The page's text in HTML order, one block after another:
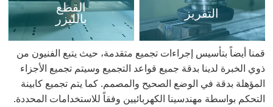
التفريز
القطع
بالليزر
قمنا أيضاً بتأسيس إجراءات تجميع متقدمة، حيث يتبع الفنيون من
ذوي الخبرة لدينا بدقة جميع قواعد التجميع وسيتم تجميع الأجزاء
المؤهلة بدقة في الوضع الصحيح والمصمم. كما يتم تجميع كابينة
التحكم بواسطة مهندسينا الكهربائيين وفقاً للاستخدامات المحددة.